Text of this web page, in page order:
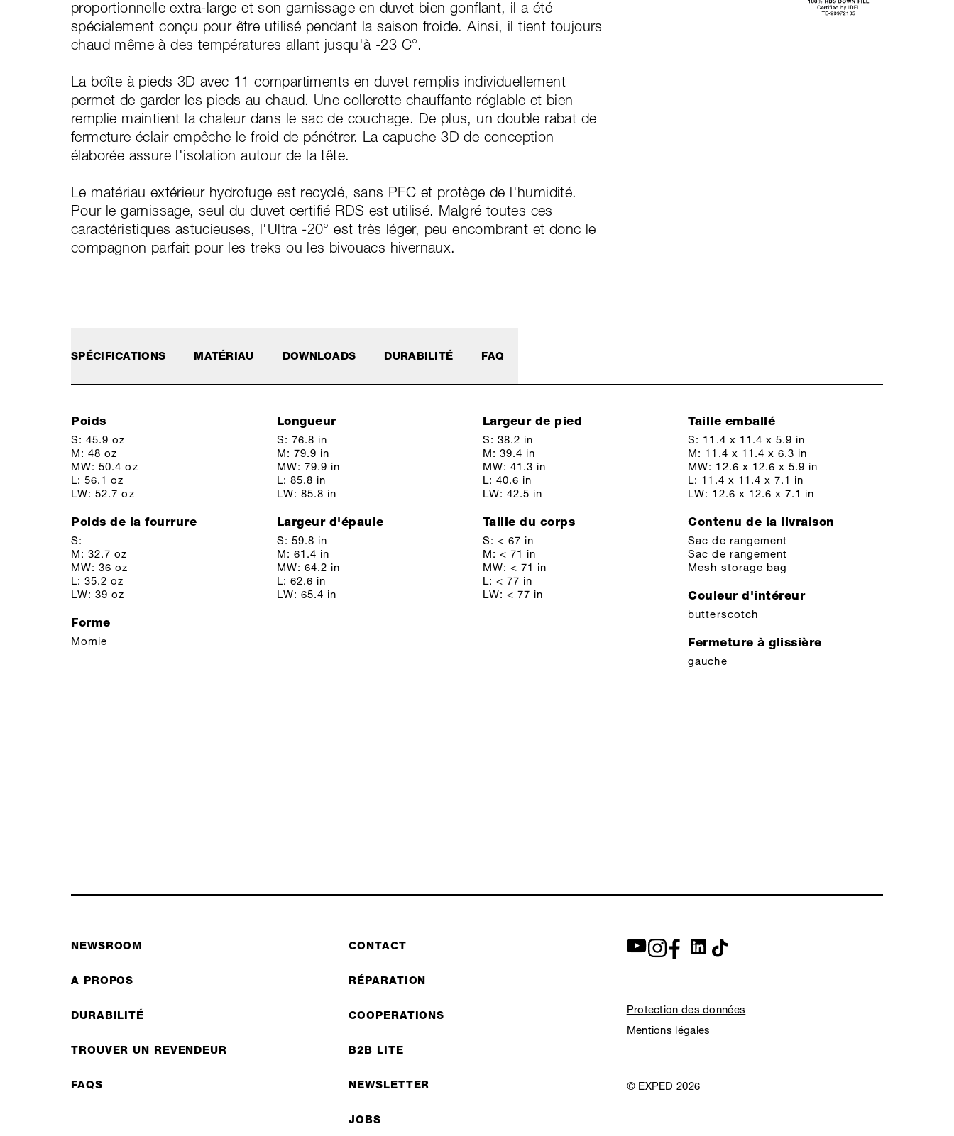
proportionnelle extra-large et son garnissage en duvet bien gonflant, il a été
spécialement conçu pour être utilisé pendant la saison froide. Ainsi, il tient toujours
chaud même à des températures allant jusqu'à -23 C°.
La boîte à pieds 3D avec 11 compartiments en duvet remplis individuellement
permet de garder les pieds au chaud. Une collerette chauffante réglable et bien
remplie maintient la chaleur dans le sac de couchage. De plus, un double rabat de
fermeture éclair empêche le froid de pénétrer. La capuche 3D de conception
élaborée assure l'isolation autour de la tête.
Le matériau extérieur hydrofuge est recyclé, sans PFC et protège de l'humidité.
Pour le garnissage, seul du duvet certifié RDS est utilisé. Malgré toutes ces
caractéristiques astucieuses, l'Ultra -20° est très léger, peu encombrant et donc le
compagnon parfait pour les treks ou les bivouacs hivernaux.
SPÉCIFICATIONS
Poids
S: 45.9 oz
M: 48 oz
MW: 50.4 oz
L: 56.1 oz
LW: 52.7 oz
Poids de la fourrure
S:
M: 32.7 oz
MW: 36 oz
L: 35.2 oz
LW: 39 oz
Forme
Momie
Longueur
S: 76.8 in
M: 79.9 in
MW: 79.9 in
L: 85.8 in
LW: 85.8 in
Largeur d'épaule
S: 59.8 in
M: 61.4 in
MW: 64.2 in
L: 62.6 in
LW: 65.4 in
Largeur de pied
S: 38.2 in
M: 39.4 in
MW: 41.3 in
L: 40.6 in
LW: 42.5 in
Taille du corps
S: < 67 in
M: < 71 in
MW: < 71 in
L: < 77 in
LW: < 77 in
Taille emballé
S: 11.4 x 11.4 x 5.9 in
M: 11.4 x 11.4 x 6.3 in
MW: 12.6 x 12.6 x 5.9 in
L: 11.4 x 11.4 x 7.1 in
LW: 12.6 x 12.6 x 7.1 in
Contenu de la livraison
Sac de rangement
Sac de rangement
Mesh storage bag
Couleur d'intéreur
butterscotch
Fermeture à glissière
gauche
MATÉRIAU DOWNLOADS DURABILITÉ FAQ
NEWSROOM
A PROPOS
DURABILITÉ
TROUVER UN REVENDEUR
FAQS
CONTACT
RÉPARATION
COOPERATIONS
B2B LITE
NEWSLETTER
JOBS
Protection des données
Mentions légales
© EXPED 2026